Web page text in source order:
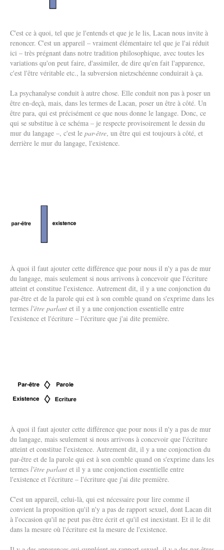
C'est ce à quoi, tel que je l'entends et que je le lis, Lacan nous invite à
renoncer. C'est un appareil – vraiment élémentaire tel que je l'ai réduit
ici – très prégnant dans notre tradition philosophique, avec toutes les
variations qu'on peut faire, d'assimiler, de dire qu'en fait l'apparence,
c'est l'être véritable etc., la subversion nietzschéenne conduirait à ça.
La psychanalyse conduit à autre chose. Elle conduit non pas à poser un
être en-deçà, mais, dans les termes de Lacan, poser un être à côté. Un
être para, qui est précisément ce que nous donne le langage. Donc, ce
qui se substitue à ce schéma – je respecte provisoirement le dessin du
mur du langage –, c'est le par-être, un être qui est toujours à côté, et
derrière le mur du langage, l'existence.
À quoi il faut ajouter cette différence que pour nous il n'y a pas de mur
du langage, mais seulement si nous arrivons à concevoir que l'écriture
atteint et constitue l'existence. Autrement dit, il y a une conjonction du
par-être et de la parole qui est à son comble quand on s'exprime dans les
termes l'être parlant et il y a une conjonction essentielle entre
l'existence et l'écriture – l'écriture que j'ai dite première.
À quoi il faut ajouter cette différence que pour nous il n'y a pas de mur
du langage, mais seulement si nous arrivons à concevoir que l'écriture
atteint et constitue l'existence. Autrement dit, il y a une conjonction du
par-être et de la parole qui est à son comble quand on s'exprime dans les
termes l'être parlant et il y a une conjonction essentielle entre
l'existence et l'écriture – l'écriture que j'ai dite première.
C'est un appareil, celui-là, qui est nécessaire pour lire comme il
convient la proposition qu'il n'y a pas de rapport sexuel, dont Lacan dit
à l'occasion qu'il ne peut pas être écrit et qu'il est inexistant. Et il le dit
dans la mesure où l'écriture est la mesure de l'existence.